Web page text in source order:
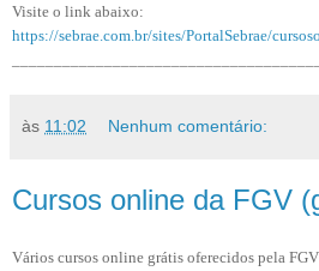
Visite o link abaixo:
https://sebrae.com.br/sites/PortalSebrae/
às 11:02 Nenhum comentário:
Cursos online da FGV
Vários cursos online grátis oferecidos pela